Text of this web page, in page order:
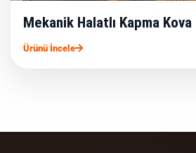
Mekanik Halatlı Kapma
Ürünü İncele